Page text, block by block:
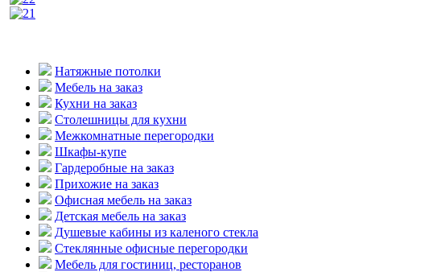
Натяжные потолки
Мебель на заказ
Кухни на заказ
Столешницы для кухни
Межкомнатные перегородки
Шкафы-купе
Гардеробные на заказ
Прихожие на заказ
Офисная мебель на заказ
Детская мебель на заказ
Душевые кабины из каленого стекла
Стеклянные офисные перегородки
Мебель для гостиниц, ресторанов